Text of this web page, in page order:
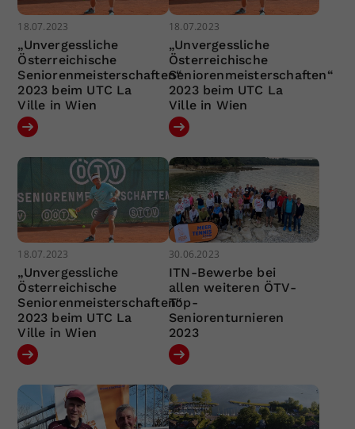
18.07.2023
„Unvergessliche
Österreichische
Seniorenmeisterschaften“
2023 beim UTC La
Ville in Wien
18.07.2023
„Unvergessliche
Österreichische
Seniorenmeisterschaften“
2023 beim UTC La
Ville in Wien
18.07.2023
„Unvergessliche
Österreichische
Seniorenmeisterschaften“
2023 beim UTC La
Ville in Wien
30.06.2023
ITN-Bewerbe bei
allen weiteren ÖTV-
Top-
Seniorenturnieren
2023